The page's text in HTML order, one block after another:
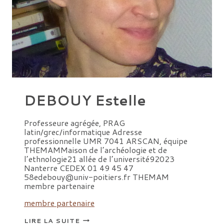
DEBOUY Estelle
Professeure agrégée, PRAG
latin/grec/informatique Adresse
professionnelle UMR 7041 ARSCAN, équipe
THEMAMMaison de l’archéologie et de
l’ethnologie21 allée de l’université92023
Nanterre CEDEX 01 49 45 47
58edebouy@univ-poitiers.fr THEMAM
membre partenaire
membre partenaire
LIRE LA SUITEDEBOUY